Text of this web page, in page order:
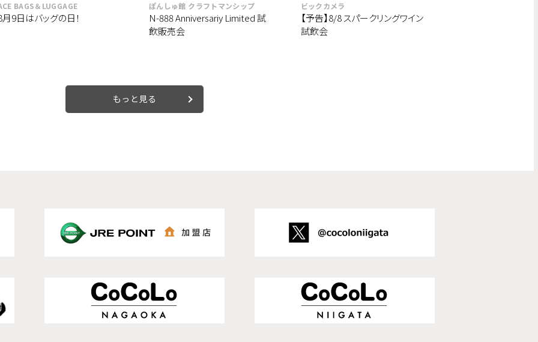
BAGS＆LUGGAGE
月9日はバッグの日！
ぽんしゅ館 クラフトマンシップ
N-888 Anniversariy Limited 試
飲販売会
ビックカメラ
【予告】8/8 スパークリングワイン
試飲会
もっと見る